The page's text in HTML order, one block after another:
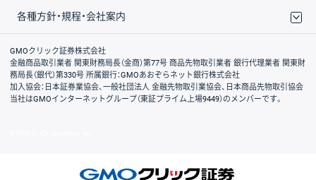
各種方針・規程・会社案内
取引規程・約款
サイトマップ
その他のご案内
個人情報保護方針
最良執行方針
サイトのご利用について
ディスクレイマー
信託保全
リスク説明
会社案内
GMOクリック証券株式会社
金融商品取引業者 関東財務局長（金商）第77号 商品先物取引業者 銀行代理業者 関東財
務局長（銀代）第330号 所属銀行：GMOあおぞらネット銀行株式会社
加入協会：日本証券業協会、一般社団法人 金融先物取引業協会、日本商品先物取引協会
当社はGMOインターネットグループ（東証プライム上場9449）のメンバーです。